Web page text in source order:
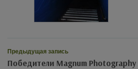
Предыдущая запись
Победители Magnum Photography